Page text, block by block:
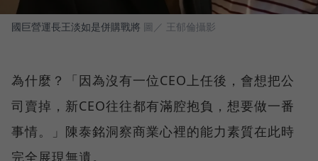
國巨營運長王淡如是併購戰將 圖／ 王郁倫攝影
為什麼？「因為沒有一位CEO上任後，會想把公
司賣掉，新CEO往往都有滿腔抱負，想要做一番
事情。」陳泰銘洞察商業心裡的能力素質在此時
完全展現無遺。